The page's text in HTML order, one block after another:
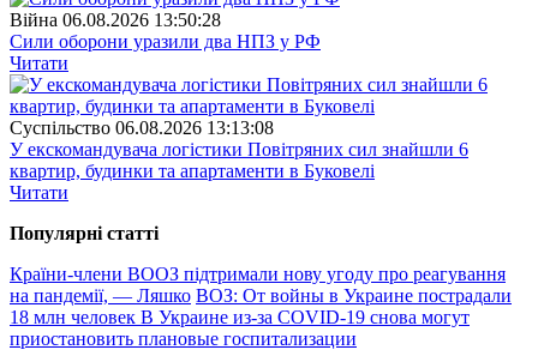
Війна 06.08.2026 13:50:28
Сили оборони уразили два НПЗ у РФ
Читати
Суспiльство 06.08.2026 13:13:08
У екскомандувача логістики Повітряних сил знайшли 6
квартир, будинки та апартаменти в Буковелі
Читати
Популярнi статтi
Країни-члени ВООЗ підтримали нову угоду про реагування
на пандемії, — Ляшко ВОЗ: От войны в Украине пострадали
18 млн человек В Украине из-за COVID-19 снова могут
приостановить плановые госпитализации